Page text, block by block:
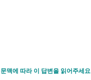
문맥에 따라 이 답변을 읽어주세요